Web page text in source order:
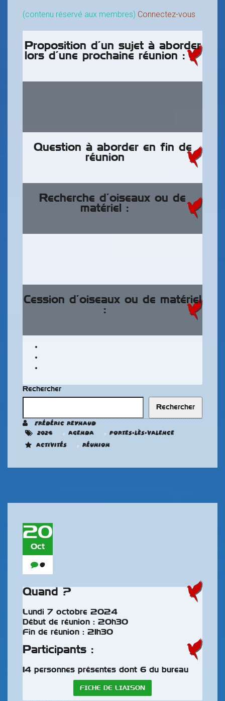
(contenu réservé aux membres) Connectez-vous
Proposition d’un sujet à aborder
lors d’une prochaine réunion :
Question à aborder en fin de
réunion
Recherche d’oiseaux ou de
matériel :
Cession d’oiseaux ou de matériel
:
Rechercher
Rechercher
Frédéric REYNAUD
2024
, Agenda , Portes-Lès-Valence
Activités
, Réunion
20
Oct
0
Quand ?
Lundi 7 octobre 2024
Début de réunion : 20h30
Fin de réunion : 21h30
Participants :
14 personnes présentes dont 6 du bureau
FICHE DE LIAISON